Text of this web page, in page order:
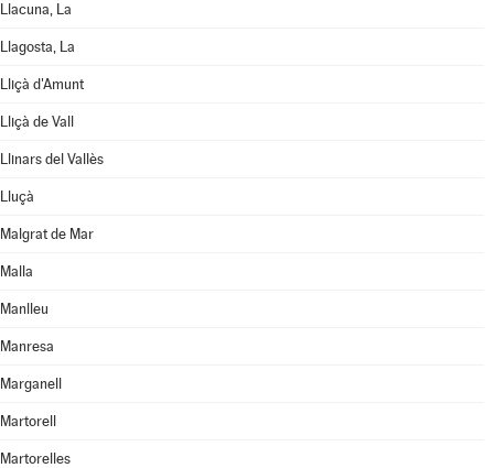
Llacuna, La
Llagosta, La
Lliçà d'Amunt
Lliçà de Vall
Llinars del Vallès
Lluçà
Malgrat de Mar
Malla
Manlleu
Manresa
Marganell
Martorell
Martorelles